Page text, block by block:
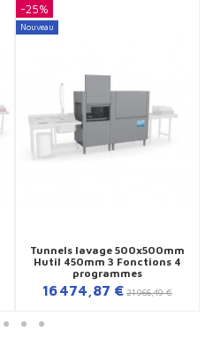
-25%
Nouveau
Tunnels lavage 500x500mm
Hutil 450mm 3 Fonctions 4
programmes
16 474,87 € 21 966,49 €